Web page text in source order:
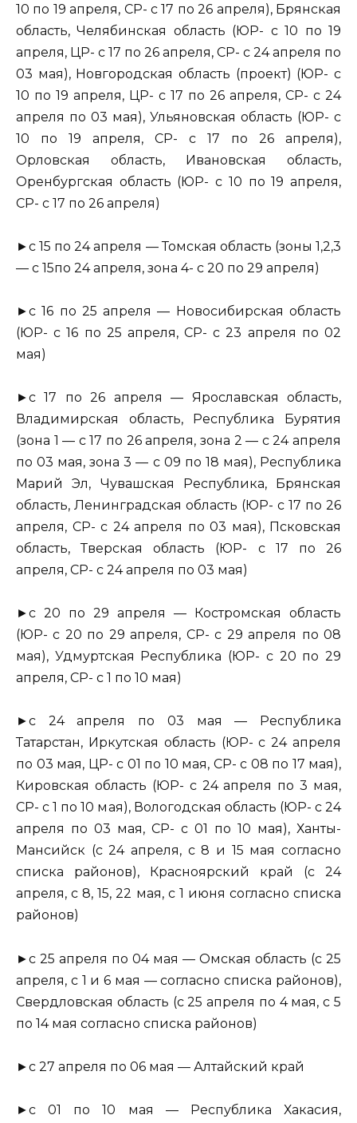
10 по 19 апреля, СР- с 17 по 26 апреля), Брянская
область, Челябинская область (ЮР- с 10 по 19
апреля, ЦР- с 17 по 26 апреля, СР- с 24 апреля по
03 мая), Новгородская область (проект) (ЮР- с
10 по 19 апреля, ЦР- с 17 по 26 апреля, СР- с 24
апреля по 03 мая), Ульяновская область (ЮР- с
10 по 19 апреля, СР- с 17 по 26 апреля),
Орловская область, Ивановская область,
Оренбургская область (ЮР- с 10 по 19 апреля,
СР- с 17 по 26 апреля)
►с 15 по 24 апреля — Томская область (зоны 1,2,3
— с 15по 24 апреля, зона 4- с 20 по 29 апреля)
►с 16 по 25 апреля — Новосибирская область
(ЮР- с 16 по 25 апреля, СР- с 23 апреля по 02
мая)
►с 17 по 26 апреля — Ярославская область,
Владимирская область, Республика Бурятия
(зона 1 — с 17 по 26 апреля, зона 2 — с 24 апреля
по 03 мая, зона 3 — с 09 по 18 мая), Республика
Марий Эл, Чувашская Республика, Брянская
область, Ленинградская область (ЮР- с 17 по 26
апреля, СР- с 24 апреля по 03 мая), Псковская
область, Тверская область (ЮР- с 17 по 26
апреля, СР- с 24 апреля по 03 мая)
►с 20 по 29 апреля — Костромская область
(ЮР- с 20 по 29 апреля, СР- с 29 апреля по 08
мая), Удмуртская Республика (ЮР- с 20 по 29
апреля, СР- с 1 по 10 мая)
►с 24 апреля по 03 мая — Республика
Татарстан, Иркутская область (ЮР- с 24 апреля
по 03 мая, ЦР- с 01 по 10 мая, СР- с 08 по 17 мая),
Кировская область (ЮР- с 24 апреля по 3 мая,
СР- с 1 по 10 мая), Вологодская область (ЮР- с 24
апреля по 03 мая, СР- с 01 по 10 мая), Ханты-
Мансийск (с 24 апреля, с 8 и 15 мая согласно
списка районов), Красноярский край (с 24
апреля, с 8, 15, 22 мая, с 1 июня согласно списка
районов)
►с 25 апреля по 04 мая — Омская область (с 25
апреля, с 1 и 6 мая — согласно списка районов),
Свердловская область (с 25 апреля по 4 мая, с 5
по 14 мая согласно списка районов)
►с 27 апреля по 06 мая — Алтайский край
►с 01 по 10 мая — Республика Хакасия,